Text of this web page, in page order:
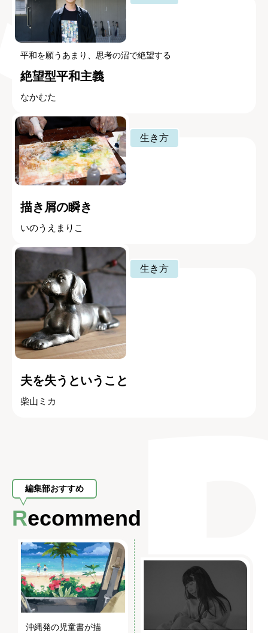
平和を願うあまり、思考の沼で絶望する
絶望型平和主義
なかむた
生き方
描き屑の瞬き
いのうえまりこ
生き方
夫を失うということ
柴山ミカ
編集部おすすめ
Recommend
沖縄発の児童書が描